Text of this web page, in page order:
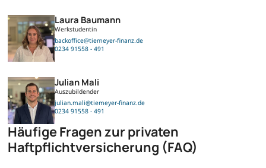
Laura Baumann
Werkstudentin
backoffice@tiemeyer-finanz.de
0234 91558 - 491
Julian Mali
Auszubildender
julian.mali@tiemeyer-finanz.de
0234 91558 - 491
Häufige Fragen zur privaten
Haftpflichtversicherung (FAQ)